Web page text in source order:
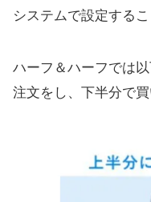
システムで設定する
ハーフ＆ハーフでは
注文をし、下半分で買